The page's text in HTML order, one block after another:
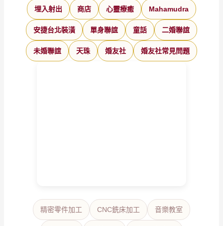
埋入射出 商店 心靈療癒 Mahamudra
安捷台北裝潢 單身聯誼 童話 二婚聯誼
未婚聯誼 天珠 婚友社 婚友社常見問題
精密零件加工 CNC銑床加工 音樂教室